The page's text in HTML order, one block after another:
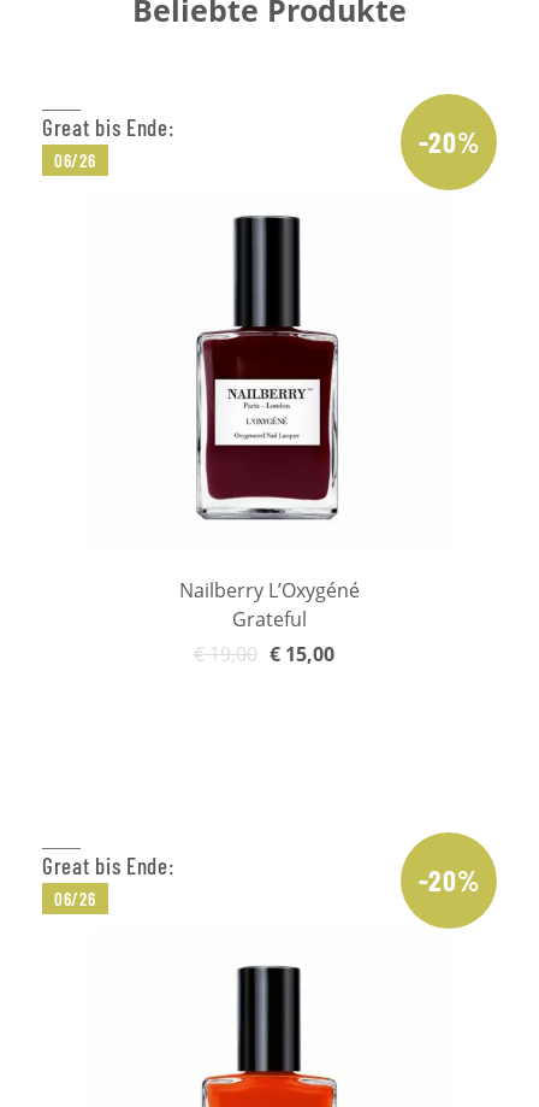
Beliebte Produkte
Great bis Ende:
06/26
-20%
Nailberry L’Oxygéné
Grateful
€19,00 €15,00
Great bis Ende:
06/26
-20%